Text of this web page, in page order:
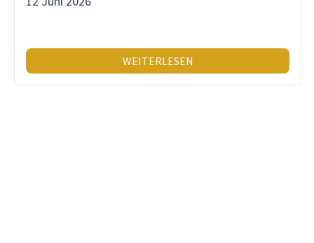
WEITERLESEN